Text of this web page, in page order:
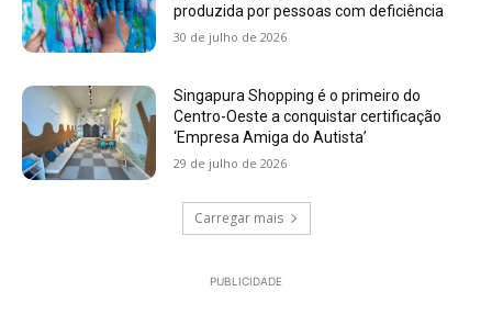
produzida por pessoas com deficiência
30 de julho de 2026
Singapura Shopping é o primeiro do
Centro-Oeste a conquistar certificação
‘Empresa Amiga do Autista’
29 de julho de 2026
Carregar mais
PUBLICIDADE